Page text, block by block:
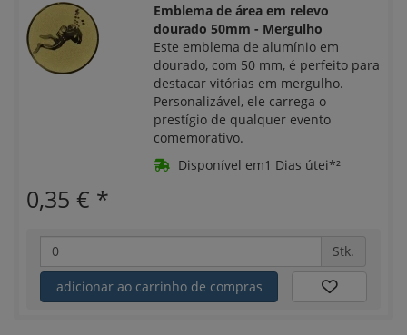
Emblema de área em relevo
dourado 50mm - Mergulho
Este emblema de alumínio em
dourado, com 50 mm, é perfeito para
destacar vitórias em mergulho.
Personalizável, ele carrega o
prestígio de qualquer evento
comemorativo.
Disponível em1 Dias útei*²
0,35 € *
Stk.
adicionar ao carrinho de compras